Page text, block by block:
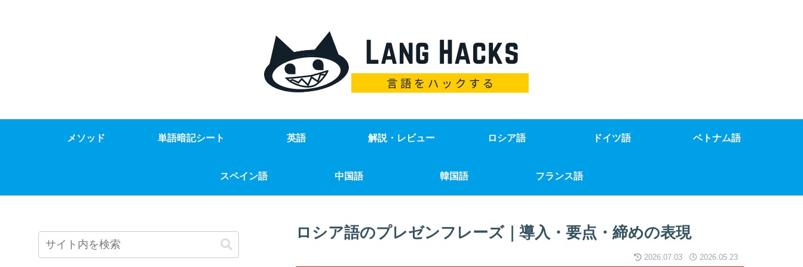
メソッド 単語暗記シート 英語 解説・レビュー ロシア語 ドイツ語 ベトナム語
スペイン語 中国語 韓国語 フランス語
ロシア語のプレゼンフレーズ｜導入・要点・締めの表現
2026.07.03 2026.05.23